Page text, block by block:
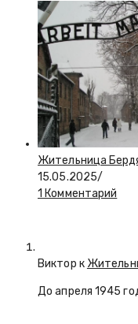
Жительница
15.05.2025/
1 Комментарий
Виктор к
До апреля 1945